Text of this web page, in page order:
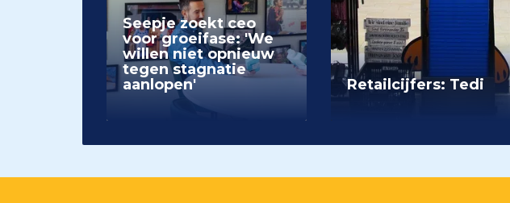
Seepje zoekt ceo
voor groeifase: 'We
willen niet opnieuw
tegen stagnatie
aanlopen'
Retailcijfers: Tedi